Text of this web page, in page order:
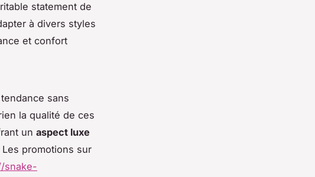
statement de
à divers styles
et confort
sans
la qualité de ces
un aspect luxe
Les promotions sur
snake-